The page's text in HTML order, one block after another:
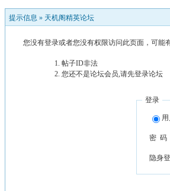
提示信息 » 天机阁精英论坛
您没有登录或者您没有权限访问此页面，可能
帖子ID非法
您还不是论坛会员,请先登录论坛
登录
密 码
隐身